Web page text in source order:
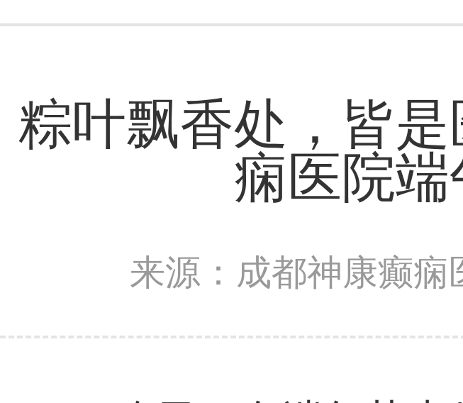
粽叶飘香处，皆
痫医院
来源：成都神康癫痫